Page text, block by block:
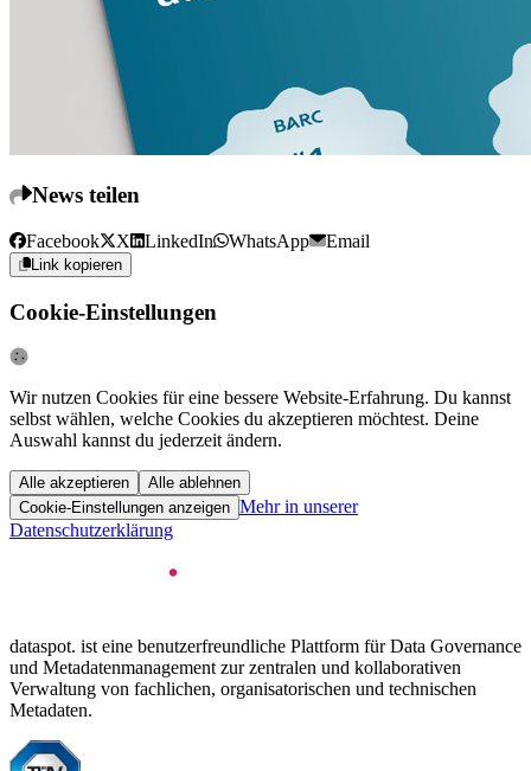
News teilen
Facebook X LinkedIn WhatsApp Email
Link kopieren
Cookie-Einstellungen
Wir nutzen Cookies für eine bessere Website-Erfahrung. Du kannst
selbst wählen, welche Cookies du akzeptieren möchtest. Deine
Auswahl kannst du jederzeit ändern.
Alle akzeptieren
Alle ablehnen
Cookie-Einstellungen anzeigen Mehr in unserer
Datenschutzerklärung
dataspot. ist eine benutzerfreundliche Plattform für Data Governance
und Metadatenmanagement zur zentralen und kollaborativen
Verwaltung von fachlichen, organisatorischen und technischen
Metadaten.